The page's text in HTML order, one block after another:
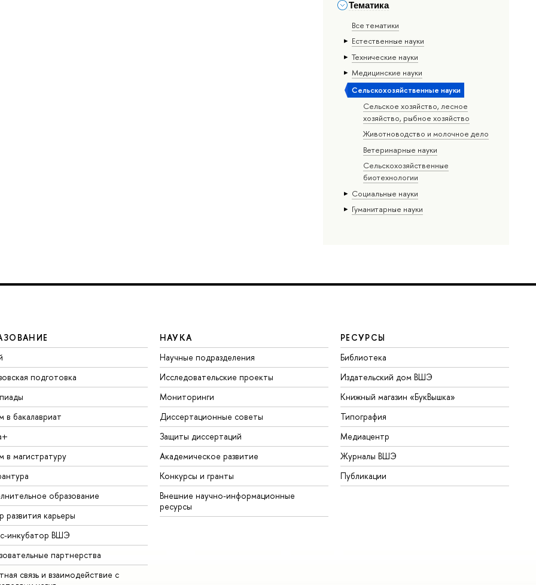
Тематика
Все тематики
Естественные науки
Тех­ничес­кие науки
Медицинские науки
Сельскохозяйственные науки
Сельское хозяйство, лесное
хозяйство, рыбное хозяйство
Животноводство и молочное дело
Ветеринарные науки
Сельскохозяйственные
биотехнологии
Социальные науки
Гуманитарные науки
подготовка
в бакалавриат
в магистратуру
образование
развития карьеры
инкубатор ВШЭ
партнерства
связь и взаимодействие с
НАУКА
Научные подразделения
Исследовательские проекты
Мониторинги
Диссертационные советы
Защиты диссертаций
Академическое развитие
Конкурсы и гранты
Внешние научно-информационные
ресурсы
РЕСУРСЫ
Библиотека
Издательский дом ВШЭ
Книжный магазин «БукВышка»
Типография
Медиацентр
Журналы ВШЭ
Публикации